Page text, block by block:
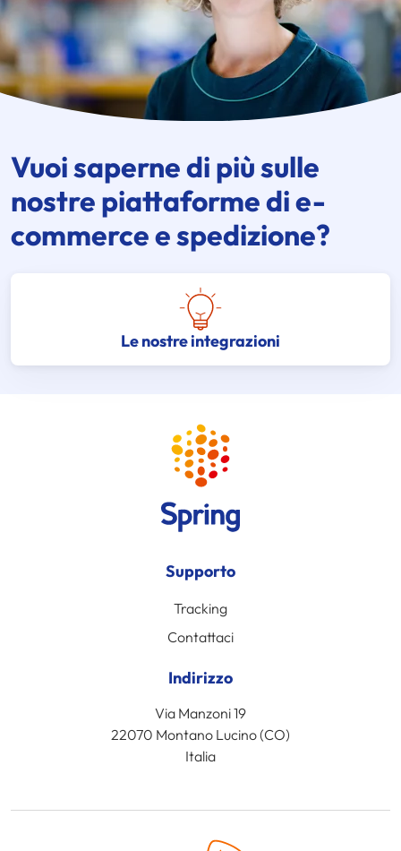
Vuoi saperne di più sulle
nostre piattaforme di e-
commerce e spedizione?
Le nostre integrazioni
Supporto
Tracking
Contattaci
Indirizzo
Via Manzoni 19
22070 Montano Lucino (CO)
Italia